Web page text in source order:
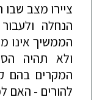
ציירו מצב
הנחלה
הממשיך אינו
ולא תהיה
המקרים בהם
להורים - האם